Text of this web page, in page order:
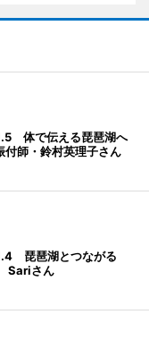
体で伝える琵琶湖へ
師・鈴村英理子さん
琵琶湖とつながる
Sariさん